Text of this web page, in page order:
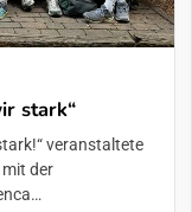
stark“
veranstaltete
der